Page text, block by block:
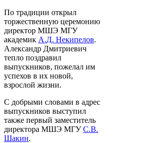
По традиции открыл
торжественную церемонию
директор МШЭ МГУ
академик А.Д. Некипелов.
Александр Дмитриевич
тепло поздравил
выпускников, пожелал им
успехов в их новой,
взрослой жизни.
С добрыми словами в адрес
выпускников выступил
также первый заместитель
директора МШЭ МГУС.В.
Шакин.